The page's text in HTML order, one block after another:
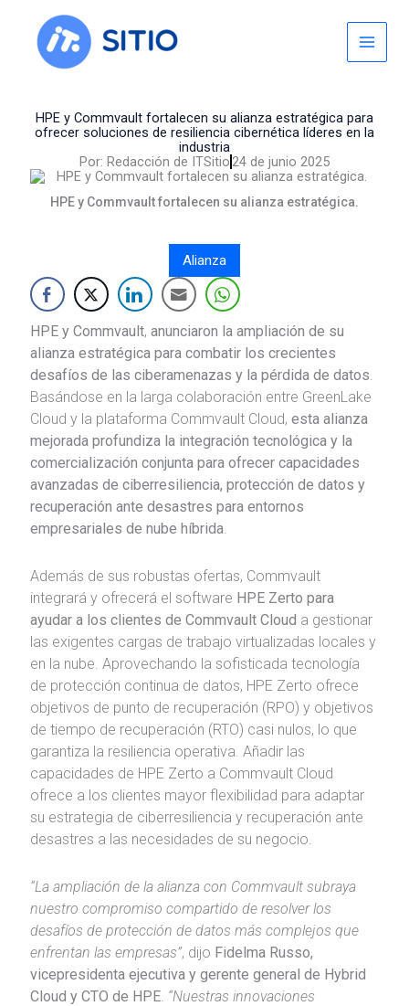
content
HPE y Commvault fortalecen su alianza estratégica para
ofrecer soluciones de resiliencia cibernética líderes en la
industria
Por: Redacción de ITSitio24 de junio 2025
HPE y Commvault fortalecen su alianza estratégica.
Alianza
HPE y Commvault, anunciaron la ampliación de su
alianza estratégica para combatir los crecientes
desafíos de las ciberamenazas y la pérdida de datos
Basándose en la larga colaboración entre GreenLake
Cloud y la plataforma Commvault Cloud, esta alianza
mejorada profundiza la integración tecnológica y la
comercialización conjunta para ofrecer capacidades
avanzadas de ciberresiliencia, protección de datos y
recuperación ante desastres para entornos
empresariales de nube híbrida
Además de sus robustas ofertas, Commvault
integrará y ofrecerá el software HPE Zerto para
ayudar a los clientes de Commvault Cloud a gestionar
las exigentes cargas de trabajo virtualizadas locales y
en la nube. Aprovechando la sofisticada tecnología
de protección continua de datos, HPE Zerto ofrece
objetivos de punto de recuperación (RPO) y objetivos
de tiempo de recuperación (RTO) casi nulos, lo que
garantiza la resiliencia operativa. Añadir las
capacidades de HPE Zerto a Commvault Cloud
ofrece a los clientes mayor flexibilidad para adaptar
su estrategia de ciberresiliencia y recuperación ante
desastres a las necesidades de su negocio.
“La ampliación de la alianza con Commvault subraya
nuestro compromiso compartido de resolver los
desafíos de protección de datos más complejos que
enfrentan las empresas”, dijo Fidelma Russo,
vicepresidenta ejecutiva y gerente general de Hybrid
Cloud y CTO de HPE. “Nuestras innovaciones